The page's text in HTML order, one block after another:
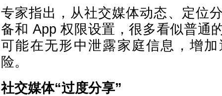
专家指出，从社交媒体动态、定位
备和 App 权限设置，很多看似普通
可能在无形中泄露家庭信息，增
险。
社交媒体“过度分享”